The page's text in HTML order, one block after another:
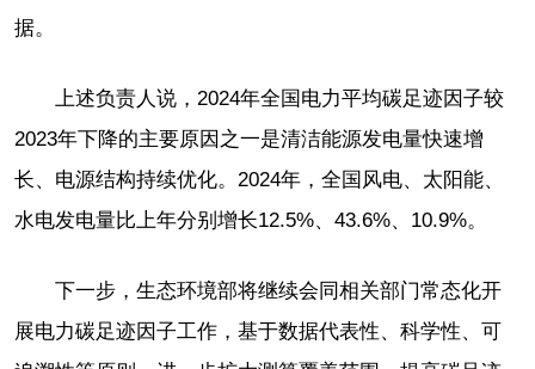
据。
上述负责人说，2024年全国电力平均碳足迹因子较
2023年下降的主要原因之一是清洁能源发电量快速增
长、电源结构持续优化。2024年，全国风电、太阳能、
水电发电量比上年分别增长12.5%、43.6%、10.9%。
下一步，生态环境部将继续会同相关部门常态化开
展电力碳足迹因子工作，基于数据代表性、科学性、可